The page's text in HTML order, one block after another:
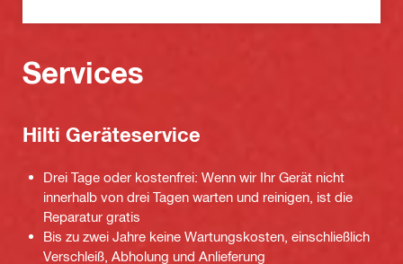
Services
Hilti Geräteservice
Drei Tage oder kostenfrei: Wenn wir Ihr Gerät nicht
innerhalb von drei Tagen warten und reinigen, ist die
Reparatur gratis
Bis zu zwei Jahre keine Wartungskosten, einschließlich
Verschleiß, Abholung und Anlieferung